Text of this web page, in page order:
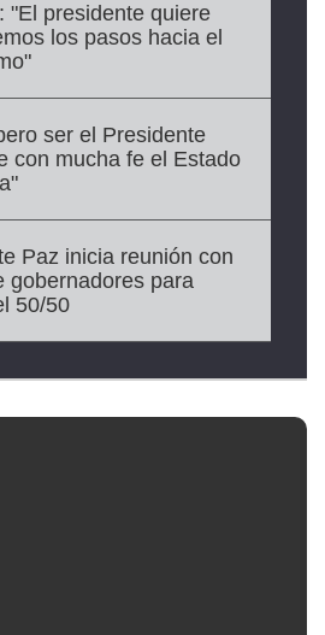
"El presidente quiere
los pasos hacia el
ser el Presidente
con mucha fe el Estado
Paz inicia reunión con
gobernadores para
50/50